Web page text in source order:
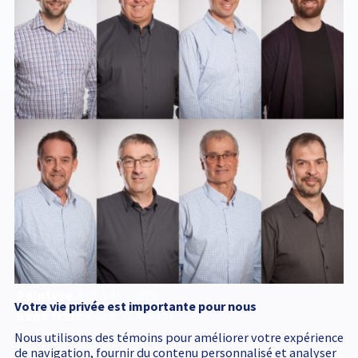
IMAGE-1
Service d'urgence
accessible 24 h /24
418 545-1698
Adresse postale
340, Émile Couture
Chicoutimi
(Québec ) G7H 8B6
T 418 545-1698
Sans frais 1 800 463-7906
Votre vie privée est importante pour nous
Nous utilisons des témoins pour améliorer votre expérience
de navigation, fournir du contenu personnalisé et analyser